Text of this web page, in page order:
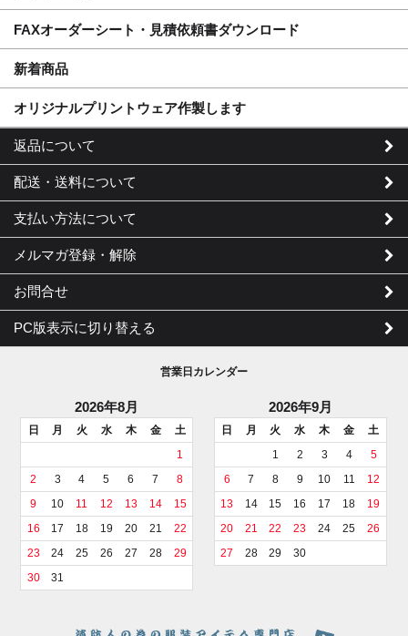
FAXオーダーシート・見積依頼書ダウンロード
新着商品
オリジナルプリントウェア作製します
返品について
配送・送料について
支払い方法について
メルマガ登録・解除
お問合せ
PC版表示に切り替える
営業日カレンダー
2026年8月
日 月 火 水 木 金
土
1
2
3 4 5 6 7
8
9
10 11 12 13 14
15
16
17 18 19 20 21
22
23
24 25 26 27 28
29
30
31
2026年9月
日 月 火 水 木 金
土
1
2 3 4
5
6
7 8 9 10 11
12
13
14 15 16 17 18
19
20
21 22 23 24 25
26
27
28 29 30